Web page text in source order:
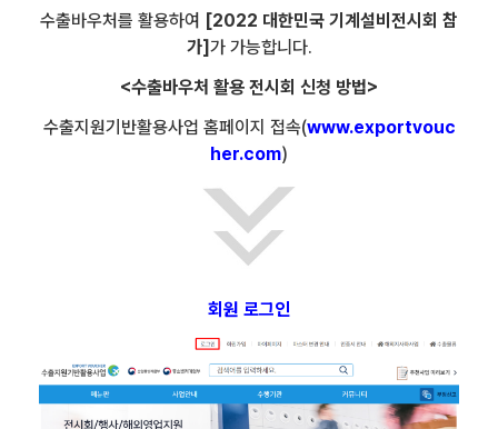
수출바우처를 활용하여 [2022 대한민국 기계설비전시회 참
가]가 가능합니다.
<수출바우처 활용 전시회 신청 방법>
수출지원기반활용사업 홈페이지 접속(www.exportvouc
her.com)
회원 로그인